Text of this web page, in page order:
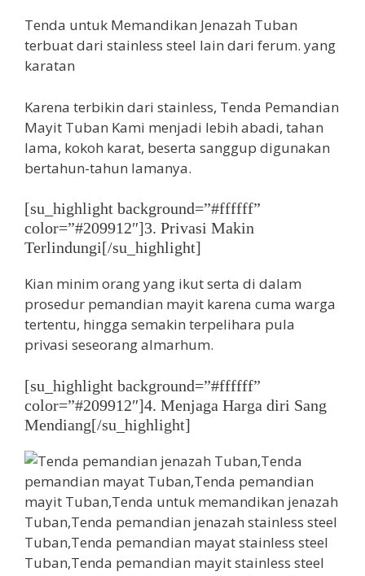
Tenda untuk Memandikan Jenazah Tuban
terbuat dari stainless steel lain dari ferum. yang
karatan
Karena terbikin dari stainless, Tenda Pemandian
Mayit Tuban Kami menjadi lebih abadi, tahan
lama, kokoh karat, beserta sanggup digunakan
bertahun-tahun lamanya.
[su_highlight background=”#ffffff”
color=”#209912″]3. Privasi Makin
Terlindungi[/su_highlight]
Kian minim orang yang ikut serta di dalam
prosedur pemandian mayit karena cuma warga
tertentu, hingga semakin terpelihara pula
privasi seseorang almarhum.
[su_highlight background=”#ffffff”
color=”#209912″]4. Menjaga Harga diri Sang
Mendiang[/su_highlight]